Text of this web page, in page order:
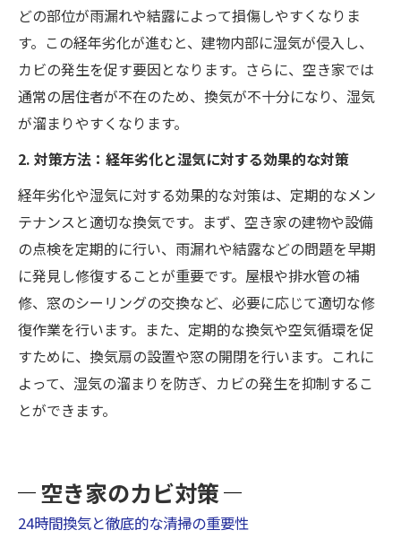
どの部位が雨漏れや結露によって損傷しやすくなりま
す。この経年劣化が進むと、建物内部に湿気が侵入し、
カビの発生を促す要因となります。さらに、空き家では
通常の居住者が不在のため、換気が不十分になり、湿気
が溜まりやすくなります。
2. 対策方法：経年劣化と湿気に対する効果的な対策
経年劣化や湿気に対する効果的な対策は、定期的なメン
テナンスと適切な換気です。まず、空き家の建物や設備
の点検を定期的に行い、雨漏れや結露などの問題を早期
に発見し修復することが重要です。屋根や排水管の補
修、窓のシーリングの交換など、必要に応じて適切な修
復作業を行います。また、定期的な換気や空気循環を促
すために、換気扇の設置や窓の開閉を行います。これに
よって、湿気の溜まりを防ぎ、カビの発生を抑制するこ
とができます。
空き家のカビ対策
24時間換気と徹底的な清掃の重要性